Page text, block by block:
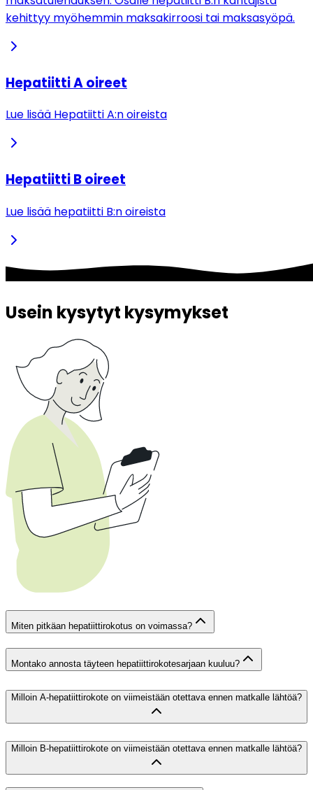
kehittyy myöhemmin maksakirroosi tai maksasyöpä.
Hepatiitti A oireet
Lue lisää Hepatiitti A:n oireista
Hepatiitti B oireet
Lue lisää hepatiitti B:n oireista
Usein kysytyt kysymykset
Miten pitkäan hepatiittirokotus on voimassa?
Montako annosta täyteen hepatiittirokotesarjaan kuuluu?
Milloin A-hepatiittirokote on viimeistään otettava ennen matkalle lähtöä?
Milloin B-hepatiittirokote on viimeistään otettava ennen matkalle lähtöä?